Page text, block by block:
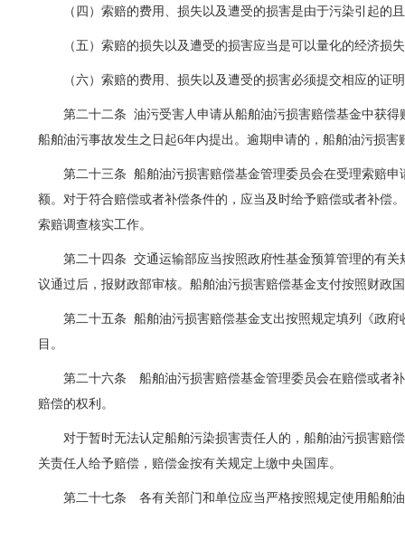
（四）索赔的费用、损失以及遭受的损害是由于污染引起的
（五）索赔的损失以及遭受的损害应当是可以量化的经济损
（六）索赔的费用、损失以及遭受的损害必须提交相应的证
第二十二条
油污受害人申请从船舶油污损害赔偿基金中获
船舶油污事故发生之日起6年内提出。逾期申请的，船舶油污损
第二十三条
船舶油污损害赔偿基金管理委员会在受理索赔
额。对于符合赔偿或者补偿条件的，应当及时给予赔偿或者补偿
索赔调查核实工作。
第二十四条
交通运输部应当按照政府性基金预算管理的有
议通过后，报财政部审核。船舶油污损害赔偿基金支付按照财政
第二十五条
船舶油污损害赔偿基金支出按照规定填列《政府
目。
第二十六条 船舶油污损害赔偿基金管理委员会在赔偿或者
赔偿的权利。
对于暂时无法认定船舶污染损害责任人的，船舶油污损害赔
关责任人给予赔偿，赔偿金按有关规定上缴中央国库。
第二十七条 各有关部门和单位应当严格按照规定使用船舶